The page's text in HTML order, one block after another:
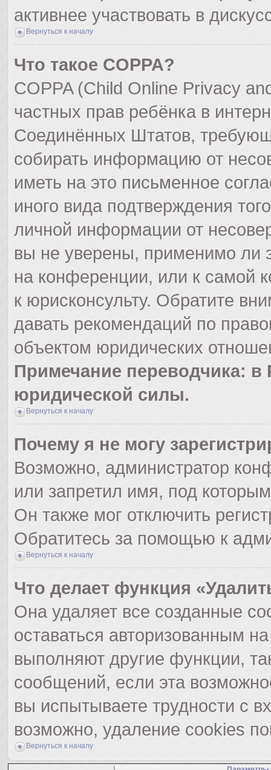
активнее участвовать в
Вернуться к началу
Что такое COPPA?
COPPA (Child Online Privacy
частных прав ребёнка в
Соединённых Штатов,
собирать информацию от
иметь на это письменное
иного вида подтверждения
личной информации от
вы не уверены, применимо ли
на конференции, или к самой
к юрисконсульту. Обратите
давать рекомендаций по
объектом юридических
Примечание переводчика: в
юридической силы.
Вернуться к началу
Почему я не могу
Возможно, администратор
или запретил имя, под
Он также мог отключить
Обратитесь за помощью к
Вернуться к началу
Что делает функция
Она удаляет все созданные
оставаться авторизованным
выполняют другие функции,
сообщений, если эта
вы испытываете трудности с
возможно, удаление cookies
Вернуться к началу